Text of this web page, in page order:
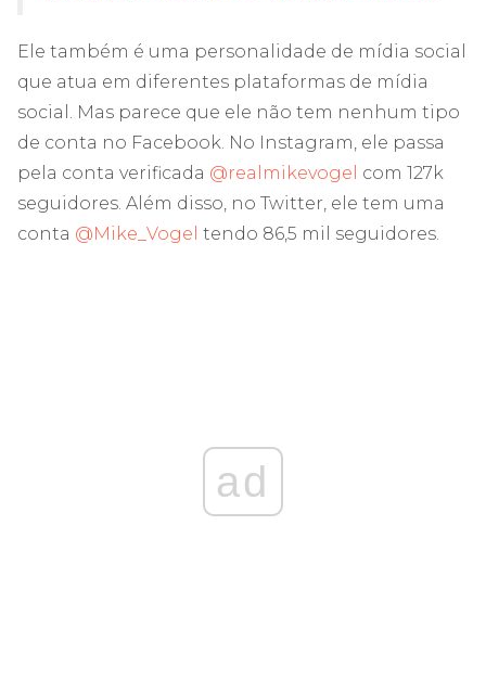
Ele também é uma personalidade de mídia social
que atua em diferentes plataformas de mídia
social. Mas parece que ele não tem nenhum tipo
de conta no Facebook. No Instagram, ele passa
pela conta verificada @realmikevogel com 127k
seguidores. Além disso, no Twitter, ele tem uma
conta @Mike_Vogel tendo 86,5 mil seguidores.
ad